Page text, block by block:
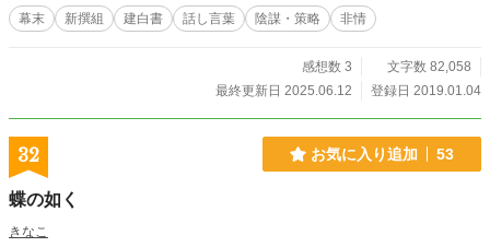
幕末 新撰組 建白書 話し言葉 陰謀・策略 非情
感想数 3
文字数 82,058
最終更新日 2025.06.12
登録日 2019.01.04
32 お気に入り追加 53
蝶の如く
きなこ